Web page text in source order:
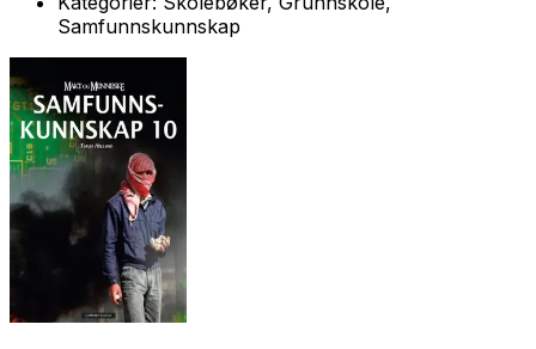
Samfunnskunnskap